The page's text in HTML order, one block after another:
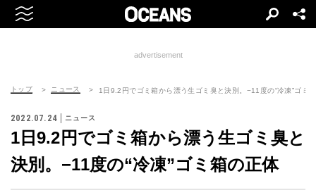
advertisement
トップ ニュース 1日9.2円でゴミ箱から漂う生ゴミ臭と決別。−11度の“冷凍”ゴミ
2022.07.24 ニュース
1日9.2円でゴミ箱から漂う生ゴミ臭と
決別。−11度の“冷凍”ゴミ箱の正体